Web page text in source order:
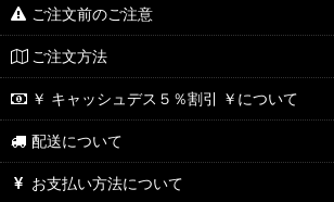
ご注文前のご注意
ご注文方法
￥ キャッシュデス５％割引 ￥について
配送について
お支払い方法について